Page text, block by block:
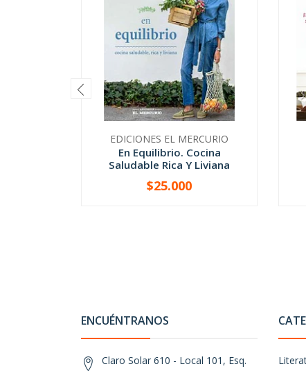
EDICIONES EL MERCURIO
En Equilibrio. Cocina
Saludable Rica Y Liviana
+
$25.000
ENCUÉNTRANOS
Claro Solar 610 - Local 101, Esq.